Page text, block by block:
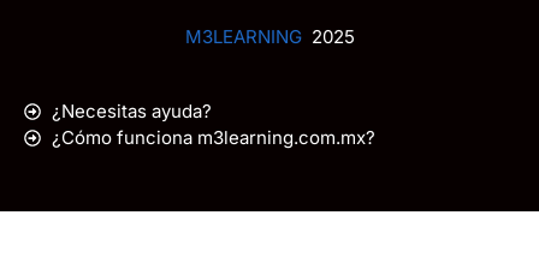
M3LEARNING2025
¿Necesitas ayuda?
¿Cómo funciona m3learning.com.mx?